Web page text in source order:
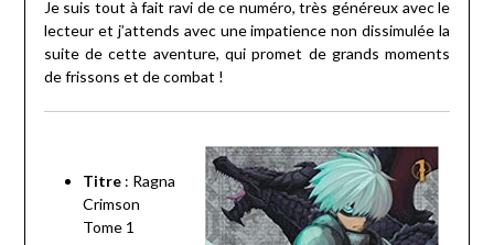
Je suis tout à fait ravi de ce numéro, très généreux avec le
lecteur et j’attends avec une impatience non dissimulée la
suite de cette aventure, qui promet de grands moments
de frissons et de combat !
Titre: Ragna
Crimson
Tome 1